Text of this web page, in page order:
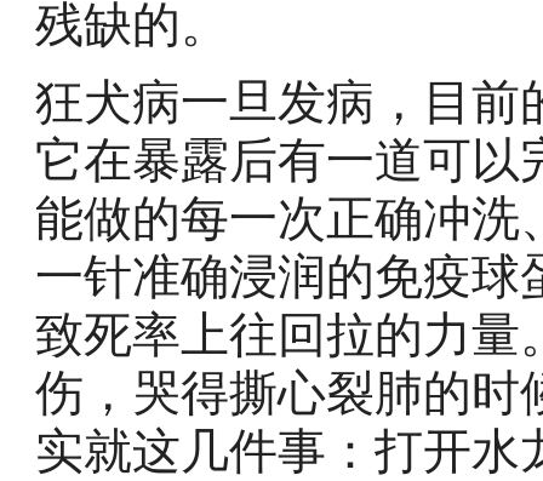
残缺的。
狂犬病一旦发病，目前
它在暴露后有一道可以
能做的每一次正确冲洗
一针准确浸润的免疫球
致死率上往回拉的力量
伤，哭得撕心裂肺的时
实就这几件事：打开